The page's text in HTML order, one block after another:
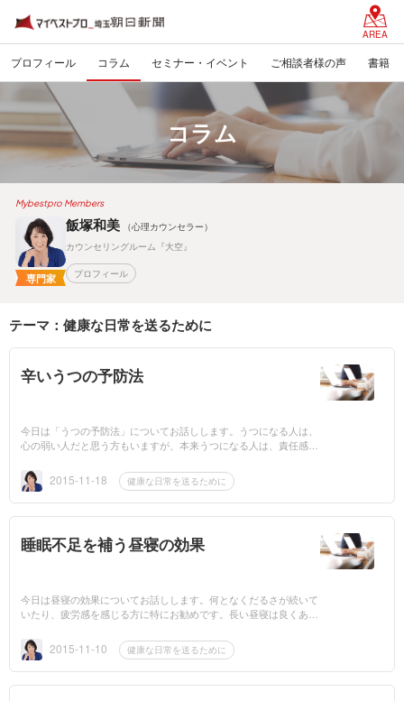
AREA
プロフィール コラム セミナー・イベント ご相談者様の声 書籍
コラム
Mybestpro Members
専門家
飯塚和美
（心理カウンセラー）
カウンセリングルーム『大空』
プロフィール
テーマ：健康な日常を送るために
辛いうつの予防法
今日は「うつの予防法」についてお話しします。うつになる人は、
心の弱い人だと思う方もいますが、本来うつになる人は、責任感が
体的にも精神的に...
2015-11-18 健康な日常を送るために
睡眠不足を補う昼寝の効果
今日は昼寝の効果についてお話しします。何となくだるさが続いて
いたり、疲労感を感じる方に特にお勧めです。長い昼寝は良くあり
るのに効果があり...
2015-11-10 健康な日常を送るために